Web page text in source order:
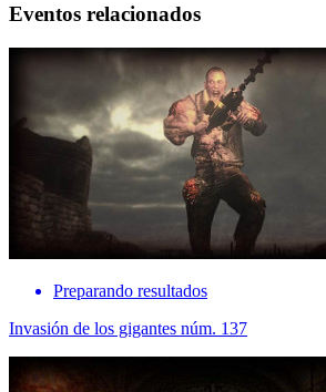
Eventos relacionados
Preparando resultados
Invasión de los gigantes núm. 137